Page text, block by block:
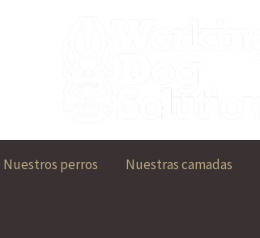
Nuestros perros Nuestras camadas